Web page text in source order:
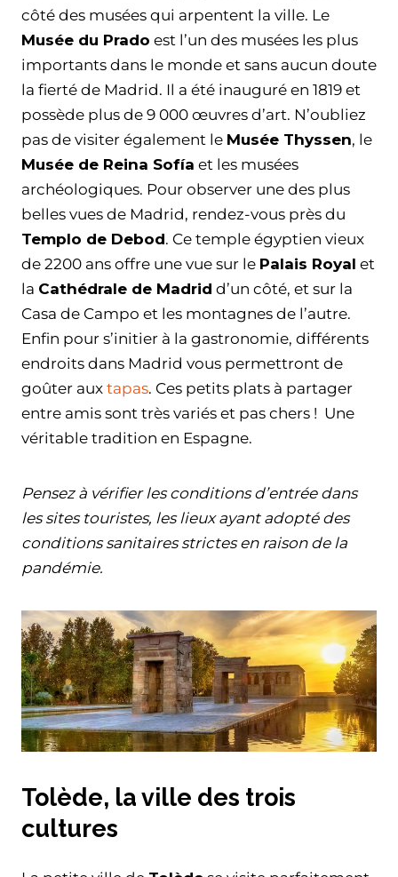
côté des musées qui arpentent la ville. Le
Musée du Prado est l’un des musées les plus
importants dans le monde et sans aucun doute
la fierté de Madrid. Il a été inauguré en 1819 et
possède plus de 9 000 œuvres d’art. N’oubliez
pas de visiter également le Musée Thyssen, le
Musée de Reina Sofía et les musées
archéologiques. Pour observer une des plus
belles vues de Madrid, rendez-vous près du
Templo de Debod. Ce temple égyptien vieux
de 2200 ans offre une vue sur le Palais Royal et
la Cathédrale de Madrid d’un côté, et sur la
Casa de Campo et les montagnes de l’autre.
Enfin pour s’initier à la gastronomie, différents
endroits dans Madrid vous permettront de
goûter aux tapas. Ces petits plats à partager
entre amis sont très variés et pas chers ! Une
véritable tradition en Espagne.
Pensez à vérifier les conditions d’entrée dans
les sites touristes, les lieux ayant adopté des
conditions sanitaires strictes en raison de la
pandémie.
Tolède, la ville des trois
cultures